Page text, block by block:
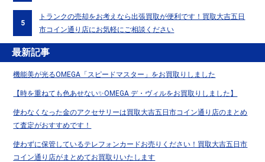
5
トランクの売却をお考えなら出張買取が便利です！買取大吉五日
市コイン通り店にお気軽にご相談ください
最新記事
機能美が光るOMEGA「スピードマスター」をお買取りしました
【時を重ねても色あせない✨OMEGA デ・ヴィルをお買取りしました】
使わなくなった金のアクセサリーは買取大吉五日市コイン通り店のまとめ
て査定がおすすめです！
使わずに保管しているテレフォンカードお売りください！買取大吉五日市
コイン通り店がまとめてお買取りいたします